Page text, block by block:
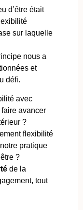
d’être était
sur laquelle
nous a
et
défi.
avec
faire avancer
?
flexibilité
pratique
?
de la
tout